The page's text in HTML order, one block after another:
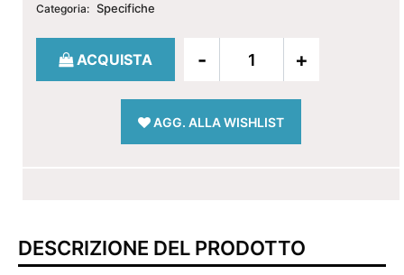
Categoria: Specifiche
Quantità
ACQUISTA
AGG. ALLA WISHLIST
DESCRIZIONE DEL PRODOTTO